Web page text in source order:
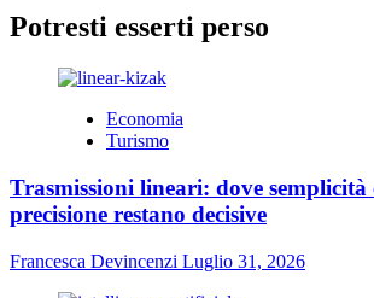
Potresti esserti perso
Economia
Turismo
Trasmissioni lineari: dove semplicità
precisione restano decisive
Francesca Devincenzi Luglio 31, 2026